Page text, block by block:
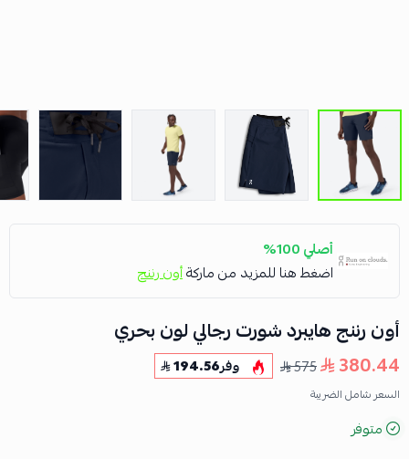
أصلي 100%
اضغط هنا للمزيد من ماركةأون رننج
أون رننج هايبرد شورت رجالي لون بحري
380.44
575 وفر194.56
السعر شامل الضريبة
متوفر